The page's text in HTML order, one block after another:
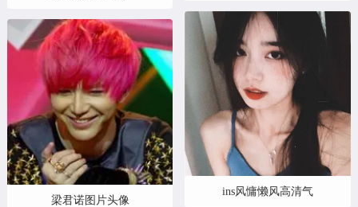
梁君诺图片头像
ins风慵懒风高清气